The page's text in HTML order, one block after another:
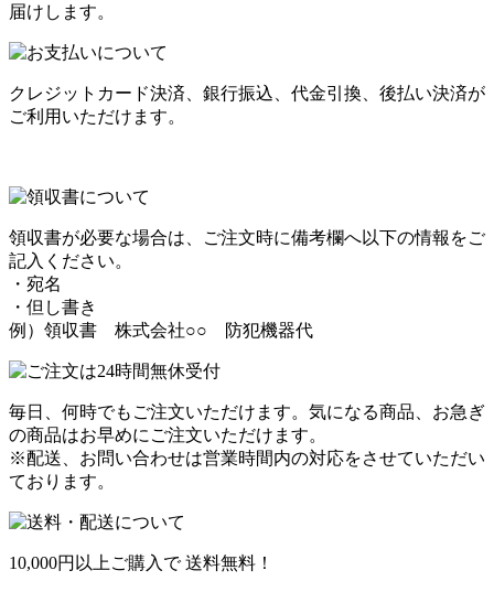
届けします。
クレジットカード決済、銀行振込、代金引換、後払い決済が
ご利用いただけます。
領収書が必要な場合は、ご注文時に備考欄へ以下の情報をご
記入ください。
・宛名
・但し書き
例）領収書 株式会社○○ 防犯機器代
毎日、何時でもご注文いただけます。気になる商品、お急ぎ
の商品はお早めにご注文いただけます。
※配送、お問い合わせは営業時間内の対応をさせていただい
ております。
10,000円以上ご購入で 送料無料！